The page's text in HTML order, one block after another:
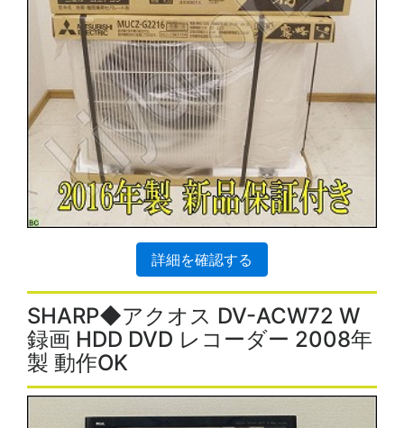
詳細を確認する
SHARP◆アクオス DV-ACW72 W
録画 HDD DVD レコーダー 2008年
製 動作OK